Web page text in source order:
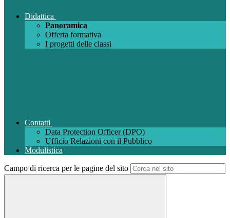
Didattica
Panoramica
Offerta formativa
I progetti delle classi
Contatti
Data Protection Officer (DPO)
Ufficio Relazioni con il Pubblico
Modulistica
Campo di ricerca per le pagine del sito